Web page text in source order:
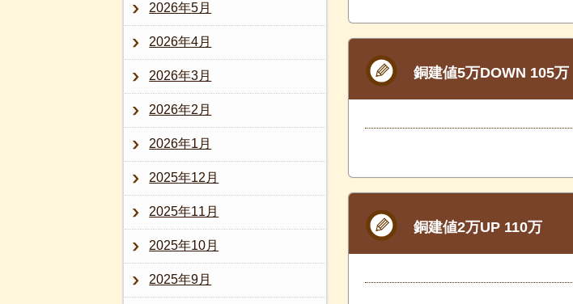
銅建値5万DOWN 105万
銅建値2万UP 110万
2026年5月
2026年4月
2026年3月
2026年2月
2026年1月
2025年12月
2025年11月
2025年10月
2025年9月